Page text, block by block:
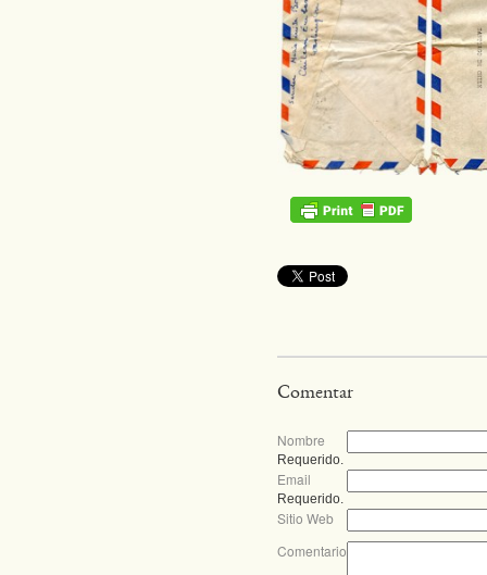
Comentar
Nombre
Requerido.
Email
Requerido.
Sitio Web
Comentario